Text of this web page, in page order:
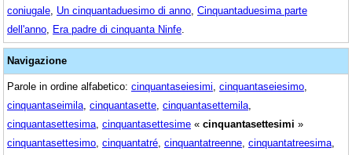
coniugale Un cinquantaduesimo di anno Cinquantaduesima parte
dell'anno Era padre di cinquanta Ninfe
Navigazione
Parole in ordine alfabetico: cinquantaseiesimi cinquantaseiesimo
cinquantaseimila cinquantasette cinquantasettemila
cinquantasettesima cinquantasettesime « cinquantasettesimi »
cinquantasettesimo cinquantatré cinquantatreenne cinquantatreesima